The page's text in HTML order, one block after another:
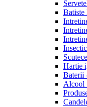
Batiste
Hartie
Baterii
Alcool